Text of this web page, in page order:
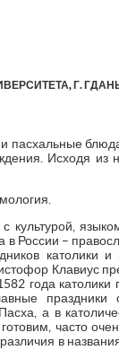
Г.
пасхальные
Исходя
культурой,
в России –
католики
Клавиус
года католики
а в
часто
в